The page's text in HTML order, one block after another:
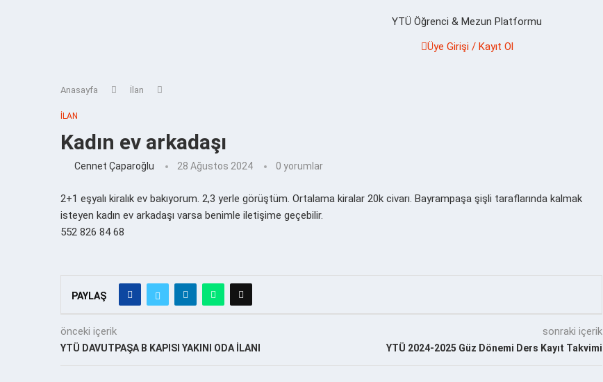
YTÜ Öğrenci & Mezun Platformu
Üye Girişi / Kayıt Ol
Anasayfa İlan
İLAN
Kadın ev arkadaşı
Cennet Çaparoğlu 28 Ağustos 2024 0 yorumlar
2+1 eşyalı kiralık ev bakıyorum. 2,3 yerle görüştüm. Ortalama kiralar 20k civarı. Bayrampaşa şişli taraflarında kalmak
isteyen kadın ev arkadaşı varsa benimle iletişime geçebilir.
552 826 84 68
PAYLAŞ
önceki içerik
YTÜ DAVUTPAŞA B KAPISI YAKINI ODA İLANI
sonraki içerik
YTÜ 2024-2025 Güz Dönemi Ders Kayıt Takvimi